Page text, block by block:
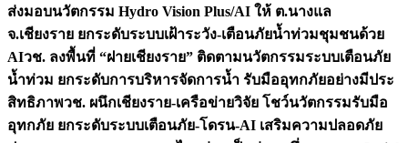
ส่งมอบนวัตกรรม Hydro Vision Plus/AI ให้ ต.นางแล
จ.เชียงราย ยกระดับระบบเฝ้าระวัง-เตือนภัยน้ำท่วมชุมชนด้วย
AIวช. ลงพื้นที่ “ฝายเชียงราย” ติดตามนวัตกรรมระบบเตือนภัย
น้ำท่วม ยกระดับการบริหารจัดการน้ำ รับมืออุทกภัยอย่างมีประ
สิทธิภาพวช. ผนึกเชียงราย-เครือข่ายวิจัย โชว์นวัตกรรมรับมือ
อุทกภัย ยกระดับระบบเตือนภัย-โดรน-AI เสริมความปลอดภัย